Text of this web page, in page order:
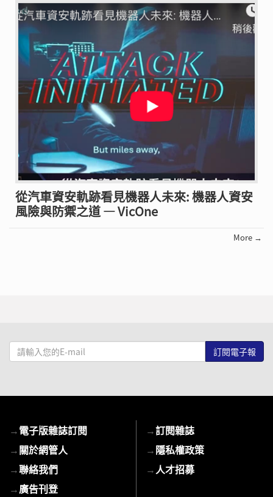
從汽車資安軌跡看見機器人未來: 機器人資安
風險與防禦之道 — VicOne
More →
請
輸
mail
→電子版雜誌訂閱
→關於網管人
→聯絡我們
→廣告刊登
→訂閱雜誌
→隱私權政策
→人才招募